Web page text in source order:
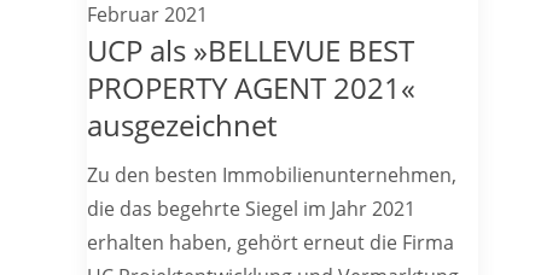
Februar 2021
UCP als »BELLEVUE BEST
PROPERTY AGENT 2021«
ausgezeichnet
Zu den besten Immobilienunternehmen,
die das begehrte Siegel im Jahr 2021
erhalten haben, gehört erneut die Firma